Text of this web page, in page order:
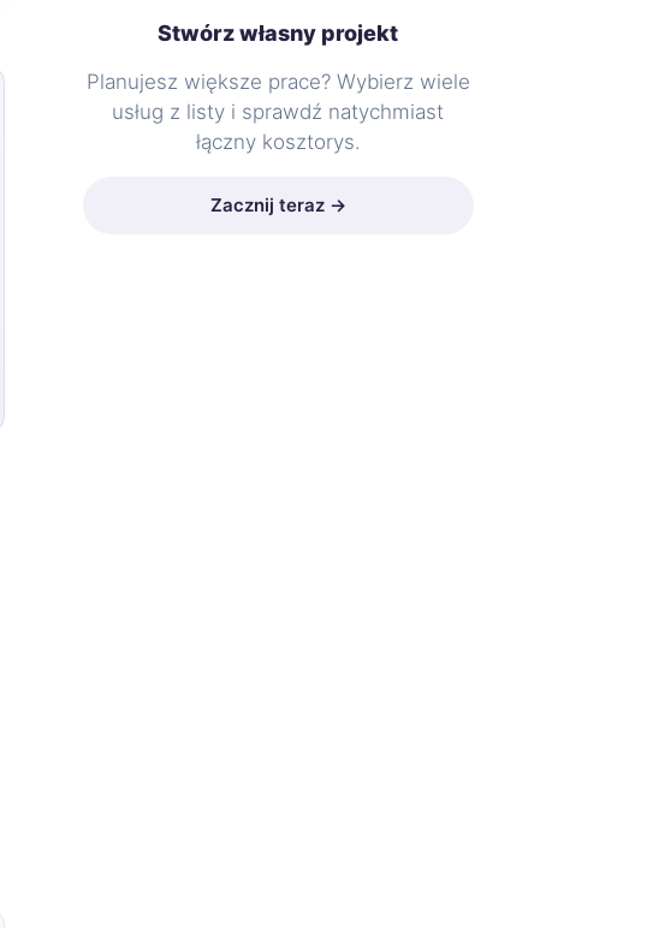
Stwórz własny projekt
Planujesz większe prace? Wybierz wiele
usług z listy i sprawdź natychmiast
łączny kosztorys.
Zacznij teraz →